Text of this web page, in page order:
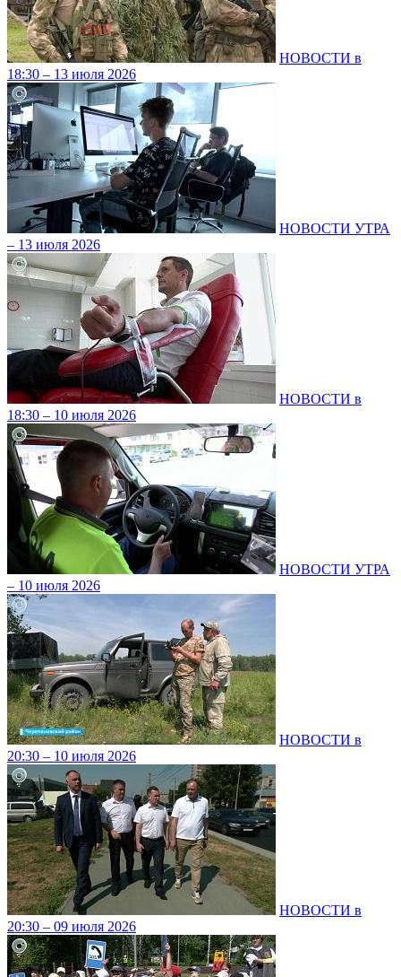
НОВОСТИ в
18:30 – 13 июля 2026
НОВОСТИ УТРА
– 13 июля 2026
НОВОСТИ в
18:30 – 10 июля 2026
НОВОСТИ УТРА
– 10 июля 2026
НОВОСТИ в
20:30 – 10 июля 2026
НОВОСТИ в
20:30 – 09 июля 2026